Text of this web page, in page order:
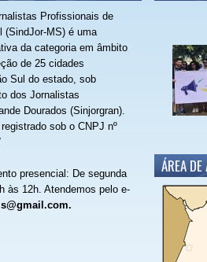
Profissionais de
(SindJor-MS) é uma
da categoria em âmbito
de 25 cidades
Sul do estado, sob
dos Jornalistas
Dourados (Sinjorgran).
sob o CNPJ nº
presencial: De segunda
às 12h. Atendemos pelo e-
ÁREA